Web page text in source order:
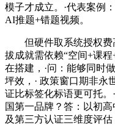
模子才成立。·代表案例
AI推题+错题视频。
但硬件取系统授权费
拔成就需依赖“空间+课
在搭建，·问：能够同时
坪效，· 政策窗口期非永
证比标签化标语更可托
国第一品牌？答：以初
及第三方认证三维度评